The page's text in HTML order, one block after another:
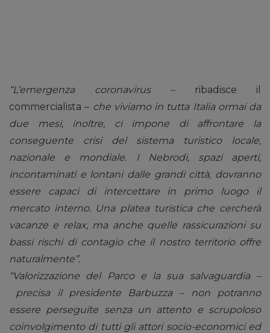
“L’emergenza coronavirus –ribadisce il
commercialista – che viviamo in tutta Italia ormai da
due mesi, inoltre, ci impone di affrontare la
conseguente crisi del sistema turistico locale,
nazionale e mondiale. I Nebrodi, spazi aperti,
incontaminati e lontani dalle grandi città, dovranno
essere capaci di intercettare in primo luogo il
mercato interno. Una platea turistica che cercherà
vacanze e relax, ma anche quelle rassicurazioni su
bassi rischi di contagio che il nostro territorio offre
naturalmente”.
“Valorizzazione del Parcoe la sua salvaguardia –
precisa il presidente Barbuzza – non potranno
essere perseguite senza un attento e scrupoloso
coinvolgimento di tutti gli attori socio-economici ed